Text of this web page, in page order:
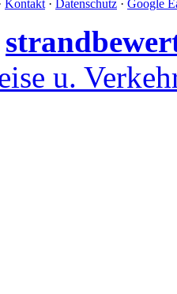
Kontakt · Datenschutz · Google
u.